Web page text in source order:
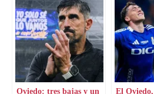
Oviedo: tres bajas y un
El